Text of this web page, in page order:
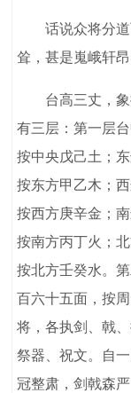
话说众将分道
耸，甚是嵬峨轩
台高三丈，象
有三层：第一层
按中央戊己土；
按东方甲乙木；
按西方庚辛金；
按南方丙丁火；
按北方壬癸水。
百六十五面，按
将，各执剑、戟
祭器、祝文。自
冠整肃，剑戟森严